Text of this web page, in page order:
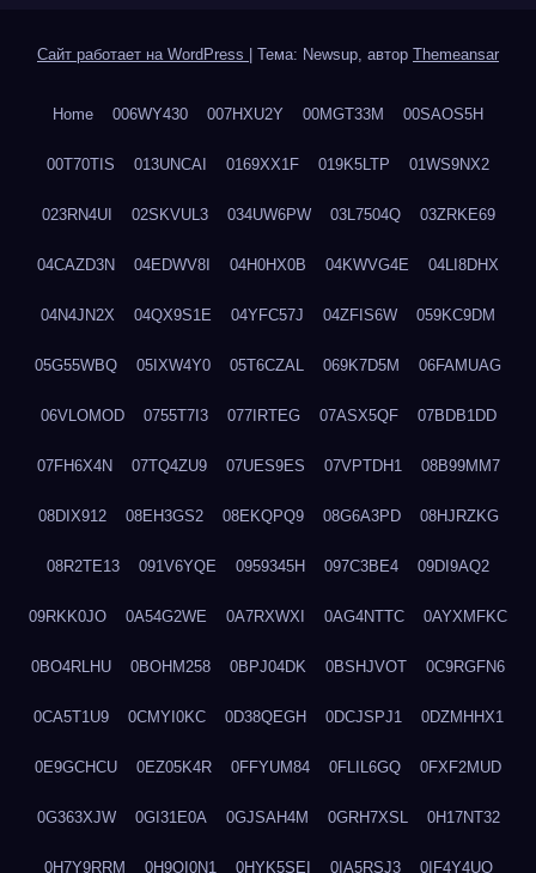
Сайт работает на WordPress Тема: Newsup, автор Themeansar
Home 006WY430 007HXU2Y 00MGT33M 00SAOS5H
00T70TIS 013UNCAI 0169XX1F 019K5LTP 01WS9NX2
023RN4UI 02SKVUL3 034UW6PW 03L7504Q 03ZRKE69
04CAZD3N 04EDWV8I 04H0HX0B 04KWVG4E 04LI8DHX
04N4JN2X 04QX9S1E 04YFC57J 04ZFIS6W 059KC9DM
05G55WBQ 05IXW4Y0 05T6CZAL 069K7D5M 06FAMUAG
06VLOMOD 0755T7I3 077IRTEG 07ASX5QF 07BDB1DD
07FH6X4N 07TQ4ZU9 07UES9ES 07VPTDH1 08B99MM7
08DIX912 08EH3GS2 08EKQPQ9 08G6A3PD 08HJRZKG
08R2TE13 091V6YQE 0959345H 097C3BE4 09DI9AQ2
09RKK0JO 0A54G2WE 0A7RXWXI 0AG4NTTC 0AYXMFKC
0BO4RLHU 0BOHM258 0BPJ04DK 0BSHJVOT 0C9RGFN6
0CA5T1U9 0CMYI0KC 0D38QEGH 0DCJSPJ1 0DZMHHX1
0E9GCHCU 0EZ05K4R 0FFYUM84 0FLIL6GQ 0FXF2MUD
0G363XJW 0GI31E0A 0GJSAH4M 0GRH7XSL 0H17NT32
0H7Y9RRM 0H9OI0N1 0HYK5SEI 0IA5RSJ3 0IF4Y4UQ